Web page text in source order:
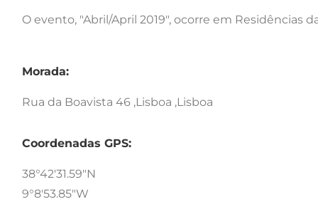
O evento, "Abril/April 2019", ocorre em Residências
Morada:
Rua da Boavista 46 ,Lisboa ,Lisboa
Coordenadas GPS:
38°42'31.59"N
9°8'53.85"W